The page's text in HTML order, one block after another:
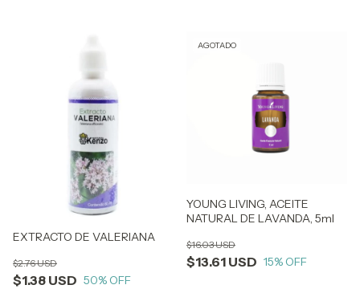
EXTRACTO DE VALERIANA
$1.38 USD
$2.76 USD
50% OFF
AGOTADO
YOUNG LIVING, ACEITE
NATURAL DE LAVANDA, 5ml
$13.61 USD
$16.03 USD
15% OFF